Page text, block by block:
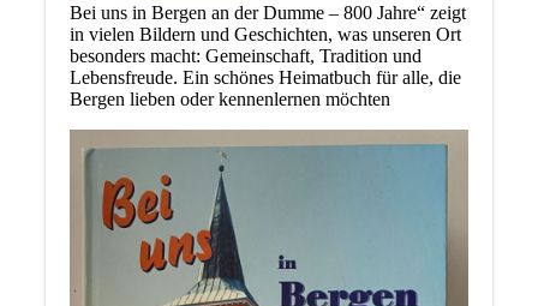
Bei uns in Bergen an der Dumme – 800 Jahre“ zeigt
in vielen Bildern und Geschichten, was unseren Ort
besonders macht: Gemeinschaft, Tradition und
Lebensfreude. Ein schönes Heimatbuch für alle, die
Bergen lieben oder kennenlernen möchten